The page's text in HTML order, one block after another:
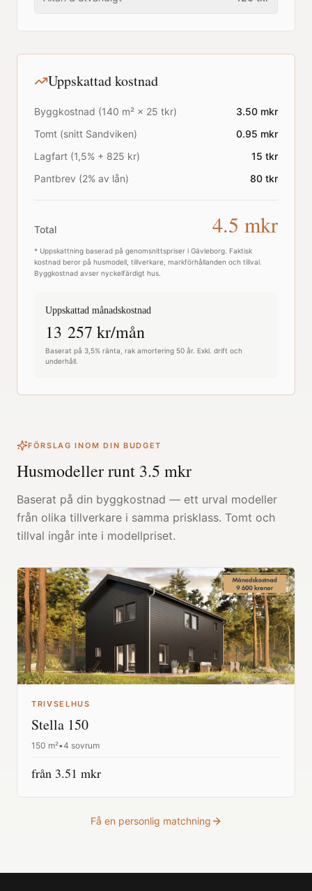
Uppskattad kostnad
Byggkostnad (140 m² × 25 tkr) 3.50 mkr
Tomt (snitt Sandviken) 0.95 mkr
Lagfart (1,5% + 825 kr)
15 tkr
Pantbrev (2% av lån)
80 tkr
Total 4.5 mkr
* Uppskattning baserad på genomsnittspriser i Gävleborg . Faktisk
kostnad beror på husmodell, tillverkare, markförhållanden och tillval.
Byggkostnad avser nyckelfärdigt hus.
Uppskattad månadskostnad
13 257 kr/mån
Baserat på 3,5% ränta, rak amortering 50 år. Exkl. drift och
underhåll.
FÖRSLAG INOM DIN BUDGET
Husmodeller runt 3.5 mkr
Baserat på din byggkostnad — ett urval modeller
från olika tillverkare i samma prisklass. Tomt och
tillval ingår inte i modellpriset.
TRIVSELHUS
Stella 150
150 m²•4 sovrum
från 3.51 mkr
Få en personlig matchning